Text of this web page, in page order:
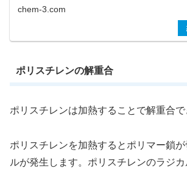
chem-3.com
ポリスチレンの解重合
ポリスチレンは加熱することで解重合で
ポリスチレンを加熱するとポリマー鎖
ルが発生します。ポリスチレンのラジ